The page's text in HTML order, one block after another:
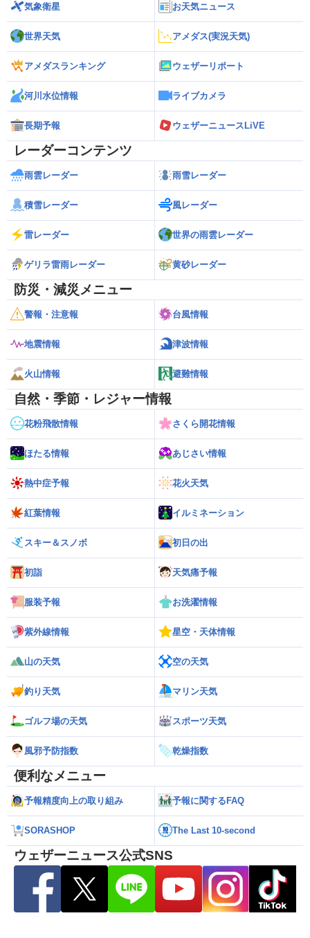
気象衛星 お天気ニュース
世界天気 アメダス(実況天気)
アメダスランキング ウェザーリポート
河川水位情報 ライブカメラ
長期予報 ウェザーニュースLiVE
レーダーコンテンツ
雨雲レーダー 雨雪レーダー
積雪レーダー 風レーダー
雷レーダー 世界の雨雲レーダー
ゲリラ雷雨レーダー 黄砂レーダー
防災・減災メニュー
警報・注意報 台風情報
地震情報 津波情報
火山情報 避難情報
自然・季節・レジャー情報
花粉飛散情報 さくら開花情報
ほたる情報 あじさい情報
熱中症予報 花火天気
紅葉情報 イルミネーション
スキー＆スノボ 初日の出
初詣 天気痛予報
服装予報 お洗濯情報
紫外線情報 星空・天体情報
山の天気 空の天気
釣り天気 マリン天気
ゴルフ場の天気 スポーツ天気
風邪予防指数 乾燥指数
便利なメニュー
予報精度向上の取り組み 予報に関するFAQ
SORASHOP The Last 10-second
ウェザーニュース公式SNS